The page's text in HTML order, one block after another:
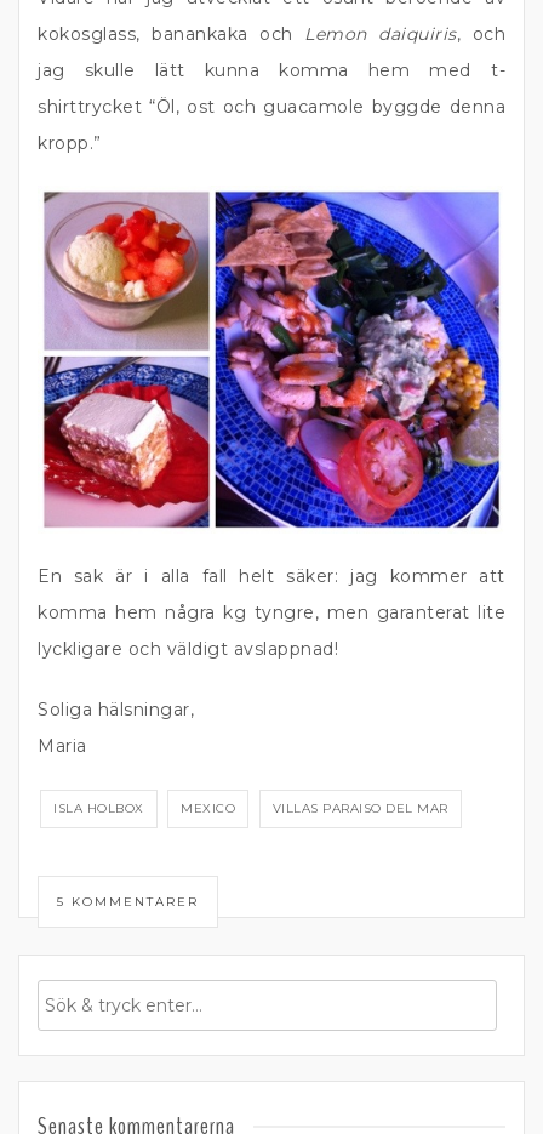
kokosglass, banankaka och Lemon daiquiris, och
jag skulle lätt kunna komma hem med t-
shirttrycket “Öl, ost och guacamole byggde denna
kropp.”
En sak är i alla fall helt säker: jag kommer att
komma hem några kg tyngre, men garanterat lite
lyckligare och väldigt avslappnad!
Soliga hälsningar,
Maria
ISLA HOLBOX MEXICO VILLAS PARAISO DEL MAR
5 KOMMENTARER
Senaste kommentarerna